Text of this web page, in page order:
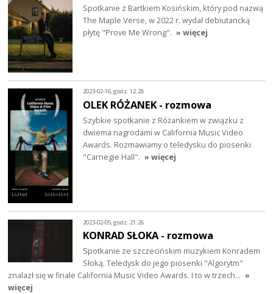
Spotkanie z Bartkiem Kosińskim, który pod nazwą
The Maple Verse, w 2022 r. wydał debiutancką
płytę "Prove Me Wrong". » więcej
2023-02-16, godz. 12:28
OLEK RÓŻANEK - rozmowa
Szybkie spotkanie z Różankiem w związku z
dwiema nagrodami w California Music Video
Awards. Rozmawiamy o teledysku do piosenki
"Carnegie Hall". » więcej
2023-02-05, godz. 21:26
KONRAD SŁOKA - rozmowa
Spotkanie ze szczecińskim muzykiem Konradem
Słoką. Teledysk do jego piosenki "Algorytm"
znalazł się w finale California Music Video Awards. I to w trzech… »
więcej